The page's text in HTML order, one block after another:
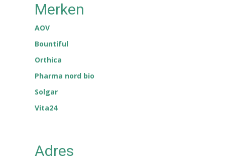
Merken
AOV
Bountiful
Orthica
Pharma nord bio
Solgar
Vita24
Adres